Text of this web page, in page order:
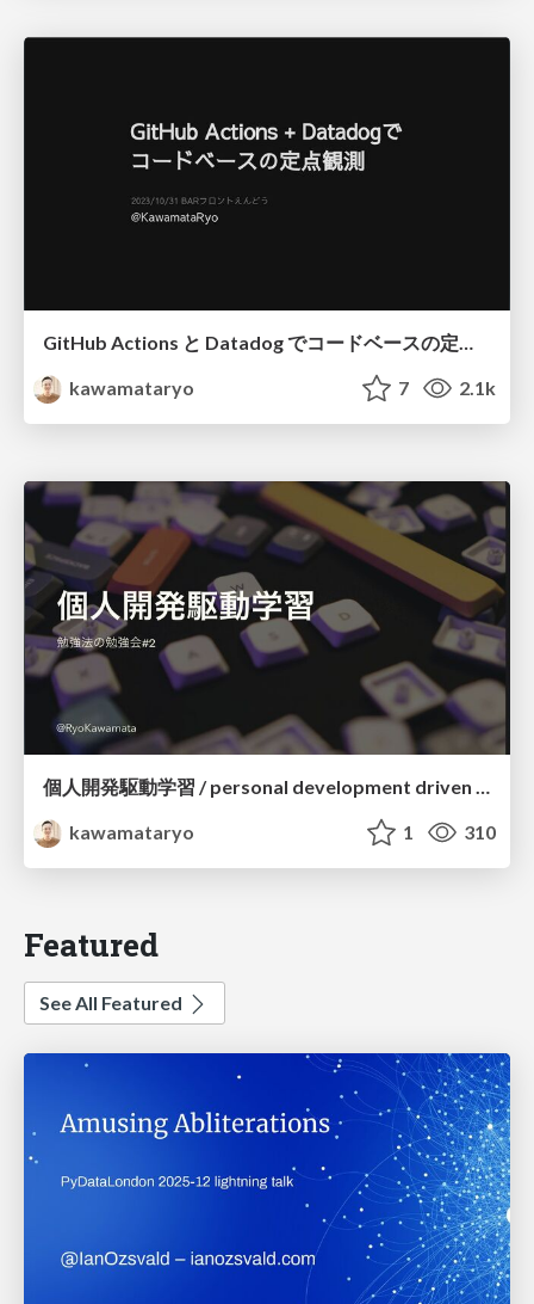
GitHub Actions と Datadog でコードベースの定点観測
kawamataryo
7 2.1k
個人開発駆動学習 / personal development driven learning
kawamataryo
1 310
Featured
See All Featured